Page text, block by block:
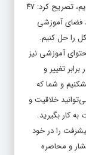
پزشکیان با بیان اینکه زمانی برای از دست دادن نداریم، تصریح کرد: ۴۷
فضای آموزشی
را حل کنیم.
آموزشی نیز
تغییر و
و شما که
خلاقیت و
به کار بگیرید.
را در خود
و محاصره